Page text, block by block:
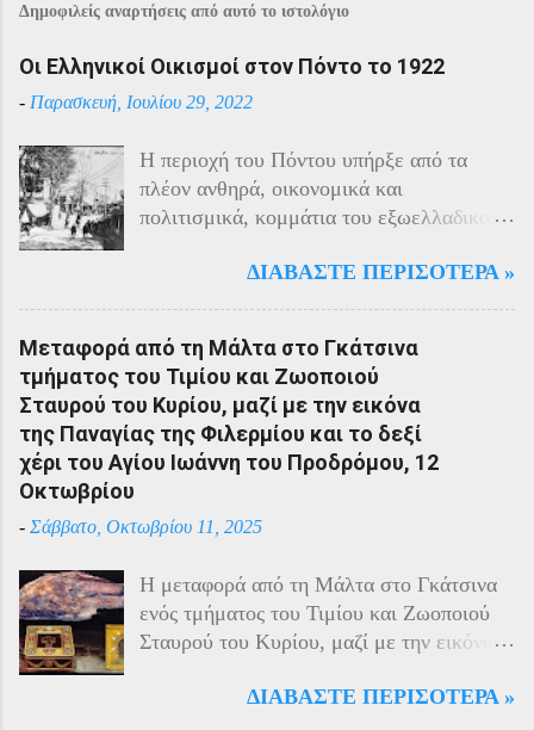
Δημοφιλείς αναρτήσεις από αυτό το ιστολόγιο
Οι Ελληνικοί Οικισμοί στον Πόντο το 1922
- Παρασκευή, Ιουλίου 29, 2022
Η περιοχή του Πόντου υπήρξε από τα
πλέον ανθηρά, οικονομικά και
πολιτισμικά, κομμάτια του εξωελλαδικού
40% του πληθυσμού της περιοχής και μαζί
του Πόντου είχε και αυτός στη διάρκεια
του πολέμου την ίδια τύχη με τον
υπόλοιπο μικρασιατικό πληθυσμό. Με την
είσοδο της Τουρκίας στον πόλεμο
πραγματοποιήθηκαν εκκενώσεις οικισμών,
οικογένειες των φυγοστράτων.
έδωσαν οι Πόντιοι στην καταπίεση με την
οργανωμένη αντίσταση των κατοίκων του.
Αντιδρώντας στις πιέσεις των Τούρκων
αντάρτες στα βουνά και να επιδίδονται σε
ΔΙΑΒΆΣΤΕ ΠΕΡΙΣΌΤΕΡΑ »
Μεταφορά από τη Μάλτα στο Γκάτσινα
τμήματος του Τιμίου και Ζωοποιού
Σταυρού του Κυρίου, μαζί με την εικόνα
της Παναγίας της Φιλερμίου και το δεξί
χέρι του Αγίου Ιωάννη του Προδρόμου, 12
Οκτωβρίου
- Σάββατο, Οκτωβρίου 11, 2025
Η μεταφορά από τη Μάλτα στο Γκάτσινα
ενός τμήματος του Τιμίου και Ζωοποιού
Σταυρού του Κυρίου, μαζί με την εικόνα
Φίλερμος στο νησί της Ρόδου) και το δεξί
ΔΙΑΒΆΣΤΕ ΠΕΡΙΣΌΤΕΡΑ »